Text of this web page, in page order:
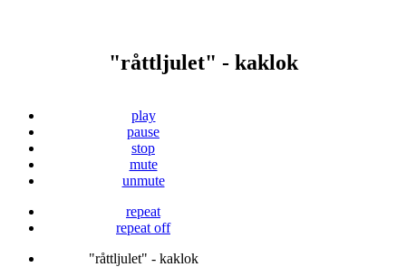
"råttljulet" - kaklok
play
pause
stop
mute
unmute
repeat
repeat off
"råttljulet" - kaklok